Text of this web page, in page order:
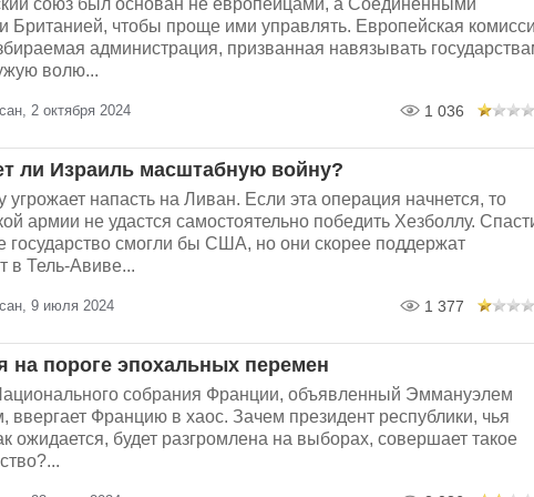
союз был основан не европейцами, а Соединенными
Британией, чтобы проще ими управлять. Европейская
администрация, призванная навязывать
волю...
2 октября 2024 1 036
ли Израиль масштабную войну?
угрожает напасть на Ливан. Если эта операция начнется, то
армии не удастся самостоятельно победить Хезболлу.
государство смогли бы США, но они скорее поддержат
в Тель-Авиве...
9 июля 2024 1 377
на пороге эпохальных перемен
собрания Франции, объявленный Эммануэлем
ввергает Францию в хаос. Зачем президент республики, чья
ожидается, будет разгромлена на выборах, совершает такое